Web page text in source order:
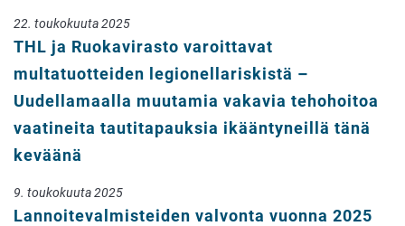
22. toukokuuta 2025
THL ja Ruokavirasto varoittavat
multatuotteiden legionellariskistä –
Uudellamaalla muutamia vakavia tehohoitoa
vaatineita tautitapauksia ikääntyneillä tänä
keväänä
9. toukokuuta 2025
Lannoitevalmisteiden valvonta vuonna 2025